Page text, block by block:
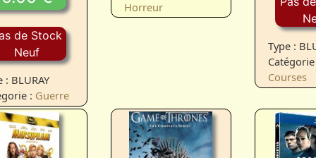
de Stock
Neuf
: BLURAY
: Guerre
Horreur
Type :
Courses